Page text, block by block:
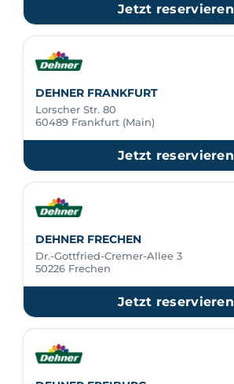
Jetzt reservieren
DEHNER FRANKFURT
Lorscher Str. 80
60489 Frankfurt (Main)
Jetzt reservieren
DEHNER FRECHEN
Dr.-Gottfried-Cremer-Allee 3
50226 Frechen
Jetzt reservieren